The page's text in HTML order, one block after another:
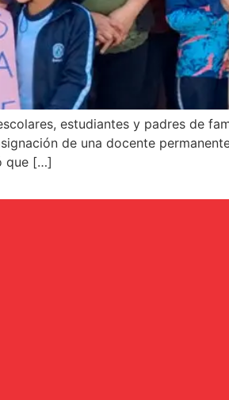
estudiantes y padres de
de una docente
que […]